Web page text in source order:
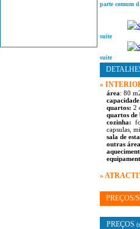
parte comum
suite
suite
»
área: 80
capacidade
quartos: 2
quartos de
cozinha:
capsulas,
sala de
outras
»
PREÇOS/
PREÇOS